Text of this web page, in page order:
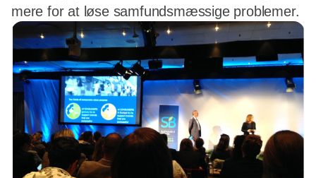
mere for at løse samfundsmæssige problemer.